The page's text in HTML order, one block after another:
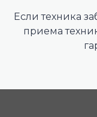
Если техника
приема